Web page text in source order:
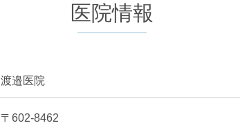
医院情報
渡邉医院
〒602-8462